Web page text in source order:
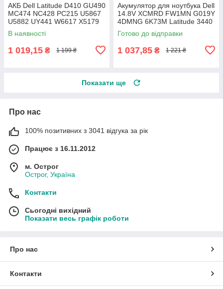
АКБ Dell Latitude D410 GU490
MC474 NC428 PC215 U5867
U5882 UY441 W6617 X5179
X5308 X5332 Y5179 Y5180
Y6142
В наявності
1 019,15 ₴ 1 199 ₴
Акумулятор для ноутбука Dell
14.8V XCMRD FW1MN G019Y
4DMNG 6K73M Latitude 3440
3540 E3440 Vostro 2421 2521
Готово до відправки
1 037,85 ₴ 1 221 ₴
Показати ще
Про нас
100% позитивних з 3041 відгука за рік
Працює з 16.11.2012
м. Острог
Острог, Україна
Контакти
Сьогодні вихідний
Показати весь графік роботи
Про нас
Контакти